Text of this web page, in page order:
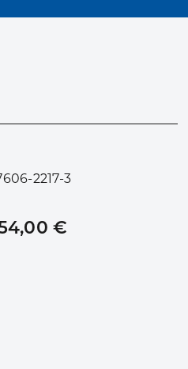
2217-3
€